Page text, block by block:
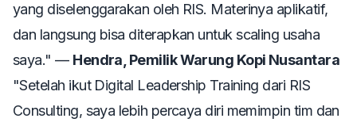
yang diselenggarakan oleh RIS. Materinya aplikatif,
dan langsung bisa diterapkan untuk scaling usaha
saya." — Hendra, Pemilik Warung Kopi Nusantara
"Setelah ikut Digital Leadership Training dari RIS
Consulting, saya lebih percaya diri memimpin tim dan